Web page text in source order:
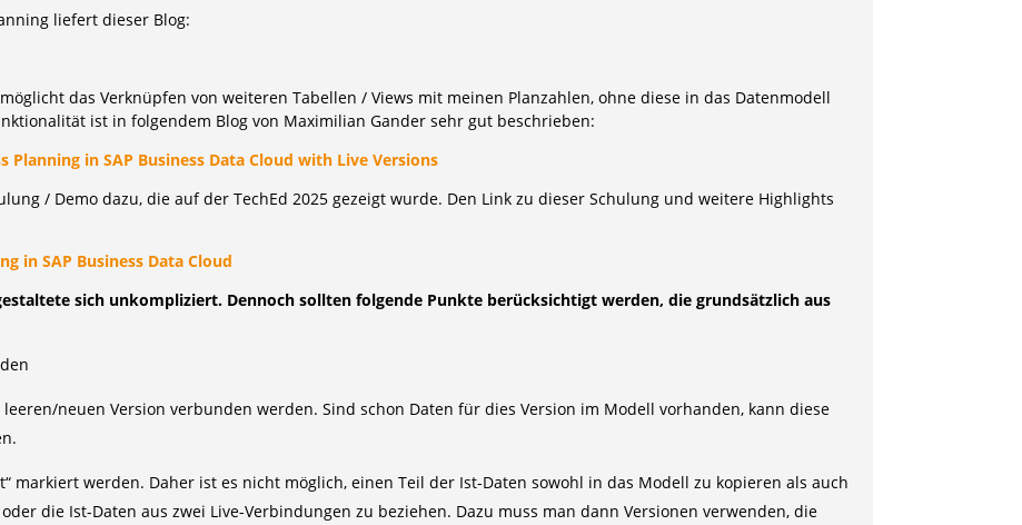
liefert dieser Blog:
das Verknüpfen von weiteren Tabellen / Views mit meinen Planzahlen, ohne diese in das Datenmodell
ist in folgendem Blog von Maximilian Gander sehr gut beschrieben:
in SAP Business Data Cloud with Live Versions
/ Demo dazu, die auf der TechEd 2025 gezeigt wurde. Den Link zu dieser Schulung und weitere Highlights
in SAP Business Data Cloud
sich unkompliziert. Dennoch sollten folgende Punkte berücksichtigt werden, die grundsätzlich aus
neuen Version verbunden werden. Sind schon Daten für dies Version im Modell vorhanden, kann diese
markiert werden. Daher ist es nicht möglich, einen Teil der Ist-Daten sowohl in das Modell zu kopieren als auch
die Ist-Daten aus zwei Live-Verbindungen zu beziehen. Dazu muss man dann Versionen verwenden, die